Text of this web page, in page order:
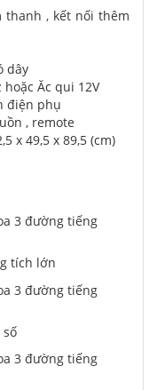
thanh , kết nối thêm
dây
Ăc qui 12V
điện phụ
, remote
x 49,5 x 89,5 (cm)
tích lớn